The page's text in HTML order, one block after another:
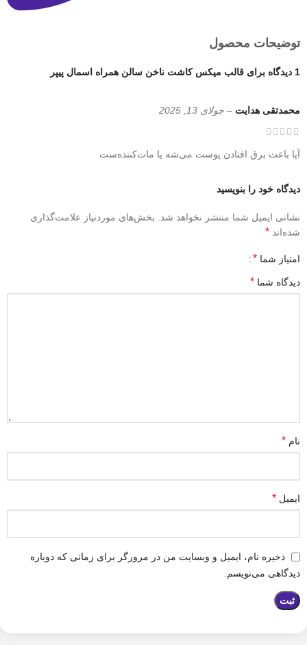
توضیحات محصول
1 دیدگاه برای قالب میکس کاشت ناخن سالن همراه اسمال پیپر
محمدتقی هدایت – جولای 13, 2025
آیا باعث برق افتادن پوست می‌شه یا مات‌کننده‌ست
دیدگاه خود را بنویسید
نشانی ایمیل شما منتشر نخواهد شد.
بخش‌های موردنیاز علامت‌گذاری
شده‌اند *
امتیاز شما *
دیدگاه شما *
نام *
ایمیل *
ذخیره نام، ایمیل و وبسایت من در مرورگر برای زمانی که دوباره
دیدگاهی می‌نویسم.